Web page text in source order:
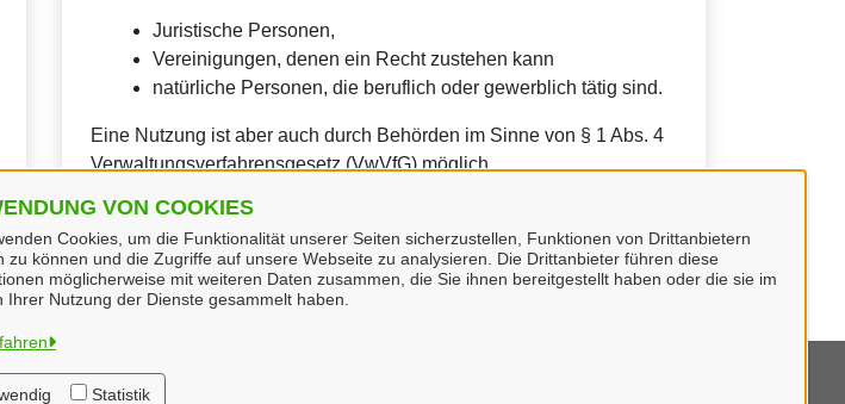
VON COOKIES
Cookies, um die Funktionalität unserer Seiten sicherzustellen, Funktionen von Drittanbietern
zu können und die Zugriffe auf unsere Webseite zu analysieren. Die Drittanbieter führen diese
möglicherweise mit weiteren Daten zusammen, die Sie ihnen bereitgestellt haben oder die sie im
Ihrer Nutzung der Dienste gesammelt haben.
Statistik
Juristische Personen,
Vereinigungen, denen ein Recht zustehen kann
natürliche Personen, die beruflich oder gewerblich tätig sind.
Eine Nutzung ist aber auch durch Behörden im Sinne von § 1 Abs. 4
Verwaltungsverfahrensgesetz (VwVfG) möglich.